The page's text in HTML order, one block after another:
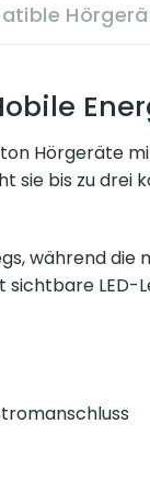
Hörgeräte
bis zu drei
während
LED-